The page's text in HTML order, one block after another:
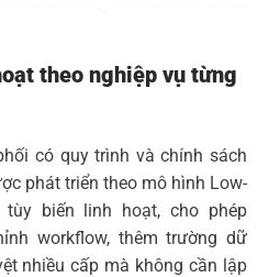
theo nghiệp vụ từng
có quy trình và chính sách
phát triển theo mô hình Low-
tùy biến linh hoạt, cho phép
workflow, thêm trường dữ
nhiều cấp mà không cần lập